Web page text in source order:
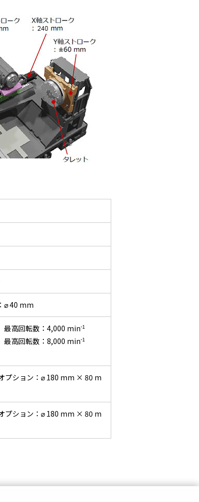
40 mm
最高回転数：4,000 min-1
最高回転数：8,000 min-1
ション：⌀ 180 mm × 80 m
ション：⌀ 180 mm × 80 m